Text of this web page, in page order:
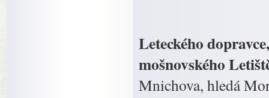
Leteckého
mošnovského
Mnichova, hledá